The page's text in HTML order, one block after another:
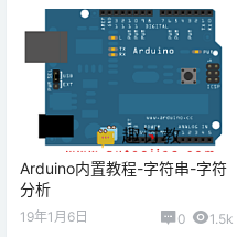
Arduino内置教程-字符串-字符
分析
19年1月6日 0 1.5k